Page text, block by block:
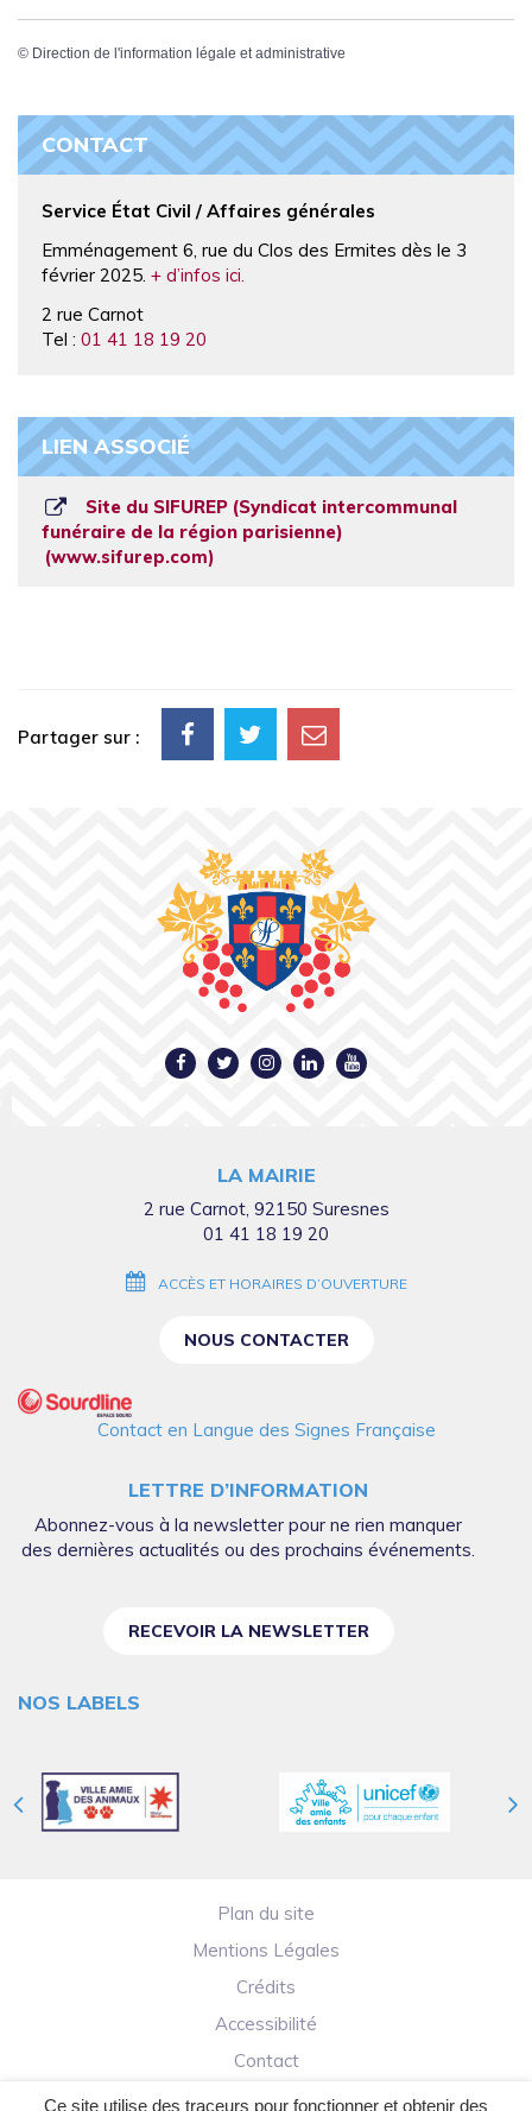
Ce site utilise des traceurs pour fonctionner et obtenir des
© Direction de l'information légale et administrative
CONTACT
Service État Civil / Affaires générales
Emménagement 6, rue du Clos des Ermites dès le 3
février 2025. + d’infos ici.
2 rue Carnot
Tel : 01 41 18 19 20
LIEN ASSOCIÉ
Site du SIFUREP (Syndicat intercommunal
funéraire de la région parisienne)
www.sifurep.com
Partager sur :
Lien
Facebook
Lien
Twitter
Lien
Instagram
Lien
Linkedin
Lien
LA MAIRIE
2 rue Carnot, 92150 Suresnes
01 41 18 19 20
ACCÈS ET HORAIRES D’OUVERTURE
NOUS CONTACTER
Contact en Langue des Signes Française
LETTRE D’INFORMATION
Abonnez-vous à la newsletter pour ne rien manquer
des dernières actualités ou des prochains événements.
RECEVOIR LA NEWSLETTER
NOS LABELS
Plan du site
Mentions Légales
Crédits
Accessibilité
Contact